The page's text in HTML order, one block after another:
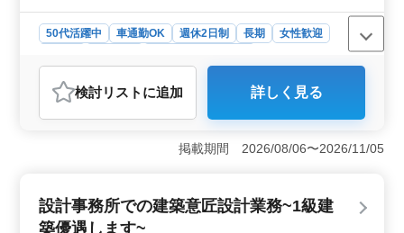
せください♪
50代活躍中 車通勤OK 週休2日制 長期
女性歓迎
おすすめポイント
＜ベテラン経験者が活躍する建築構造設計業務＞ 富山
県高岡市佐野にある設計事務所では、建築構造設計業務
においてベテラン経験者を歓迎しています。主な建築案
件は集合住宅や店舗、工場、学校、公営住宅など多岐に
施主打ち合わせや現地調査、プランニングから始まり、
構造計算や構造図面、積算など、幅広い業務に携わるこ
検討リスト に追加 詳しく見る
掲載期間 2026/08/06〜2026/11/05
設計事務所での建築意匠設計業務~1級建
築優遇します~